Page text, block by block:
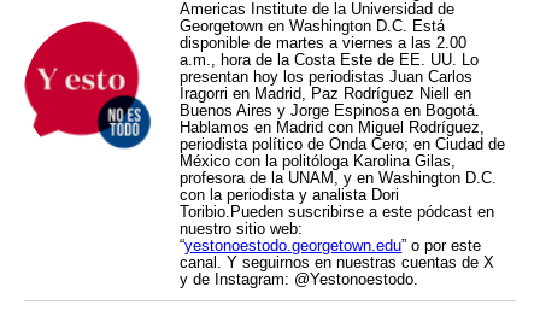
Americas Institute de la Universidad de
Georgetown en Washington D.C. Está
disponible de martes a viernes a las 2.00
a.m., hora de la Costa Este de EE. UU. Lo
presentan hoy los periodistas Juan Carlos
Iragorri en Madrid, Paz Rodríguez Niell en
Buenos Aires y Jorge Espinosa en Bogotá.
Hablamos en Madrid con Miguel Rodríguez,
periodista político de Onda Cero; en Ciudad de
México con la politóloga Karolina Gilas,
profesora de la UNAM, y en Washington D.C.
con la periodista y analista Dori
Toribio.Pueden suscribirse a este pódcast en
nuestro sitio web:
“yestonoestodo.georgetown.edu” o por este
canal. Y seguirnos en nuestras cuentas de X
y de Instagram: @Yestonoestodo.